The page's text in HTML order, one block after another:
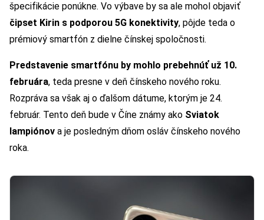
špecifikácie ponúkne. Vo výbave by sa ale mohol objaviť
čipset Kirin s podporou 5G konektivity, pôjde teda o
prémiový smartfón z dielne čínskej spoločnosti.
Predstavenie smartfónu by mohlo prebehnúť už 10.
februára, teda presne v deň čínskeho nového roku.
Rozpráva sa však aj o ďalšom dátume, ktorým je 24.
február. Tento deň bude v Číne známy ako Sviatok
lampiónov a je posledným dňom osláv čínskeho nového
roka.